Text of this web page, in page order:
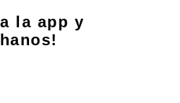
la app y